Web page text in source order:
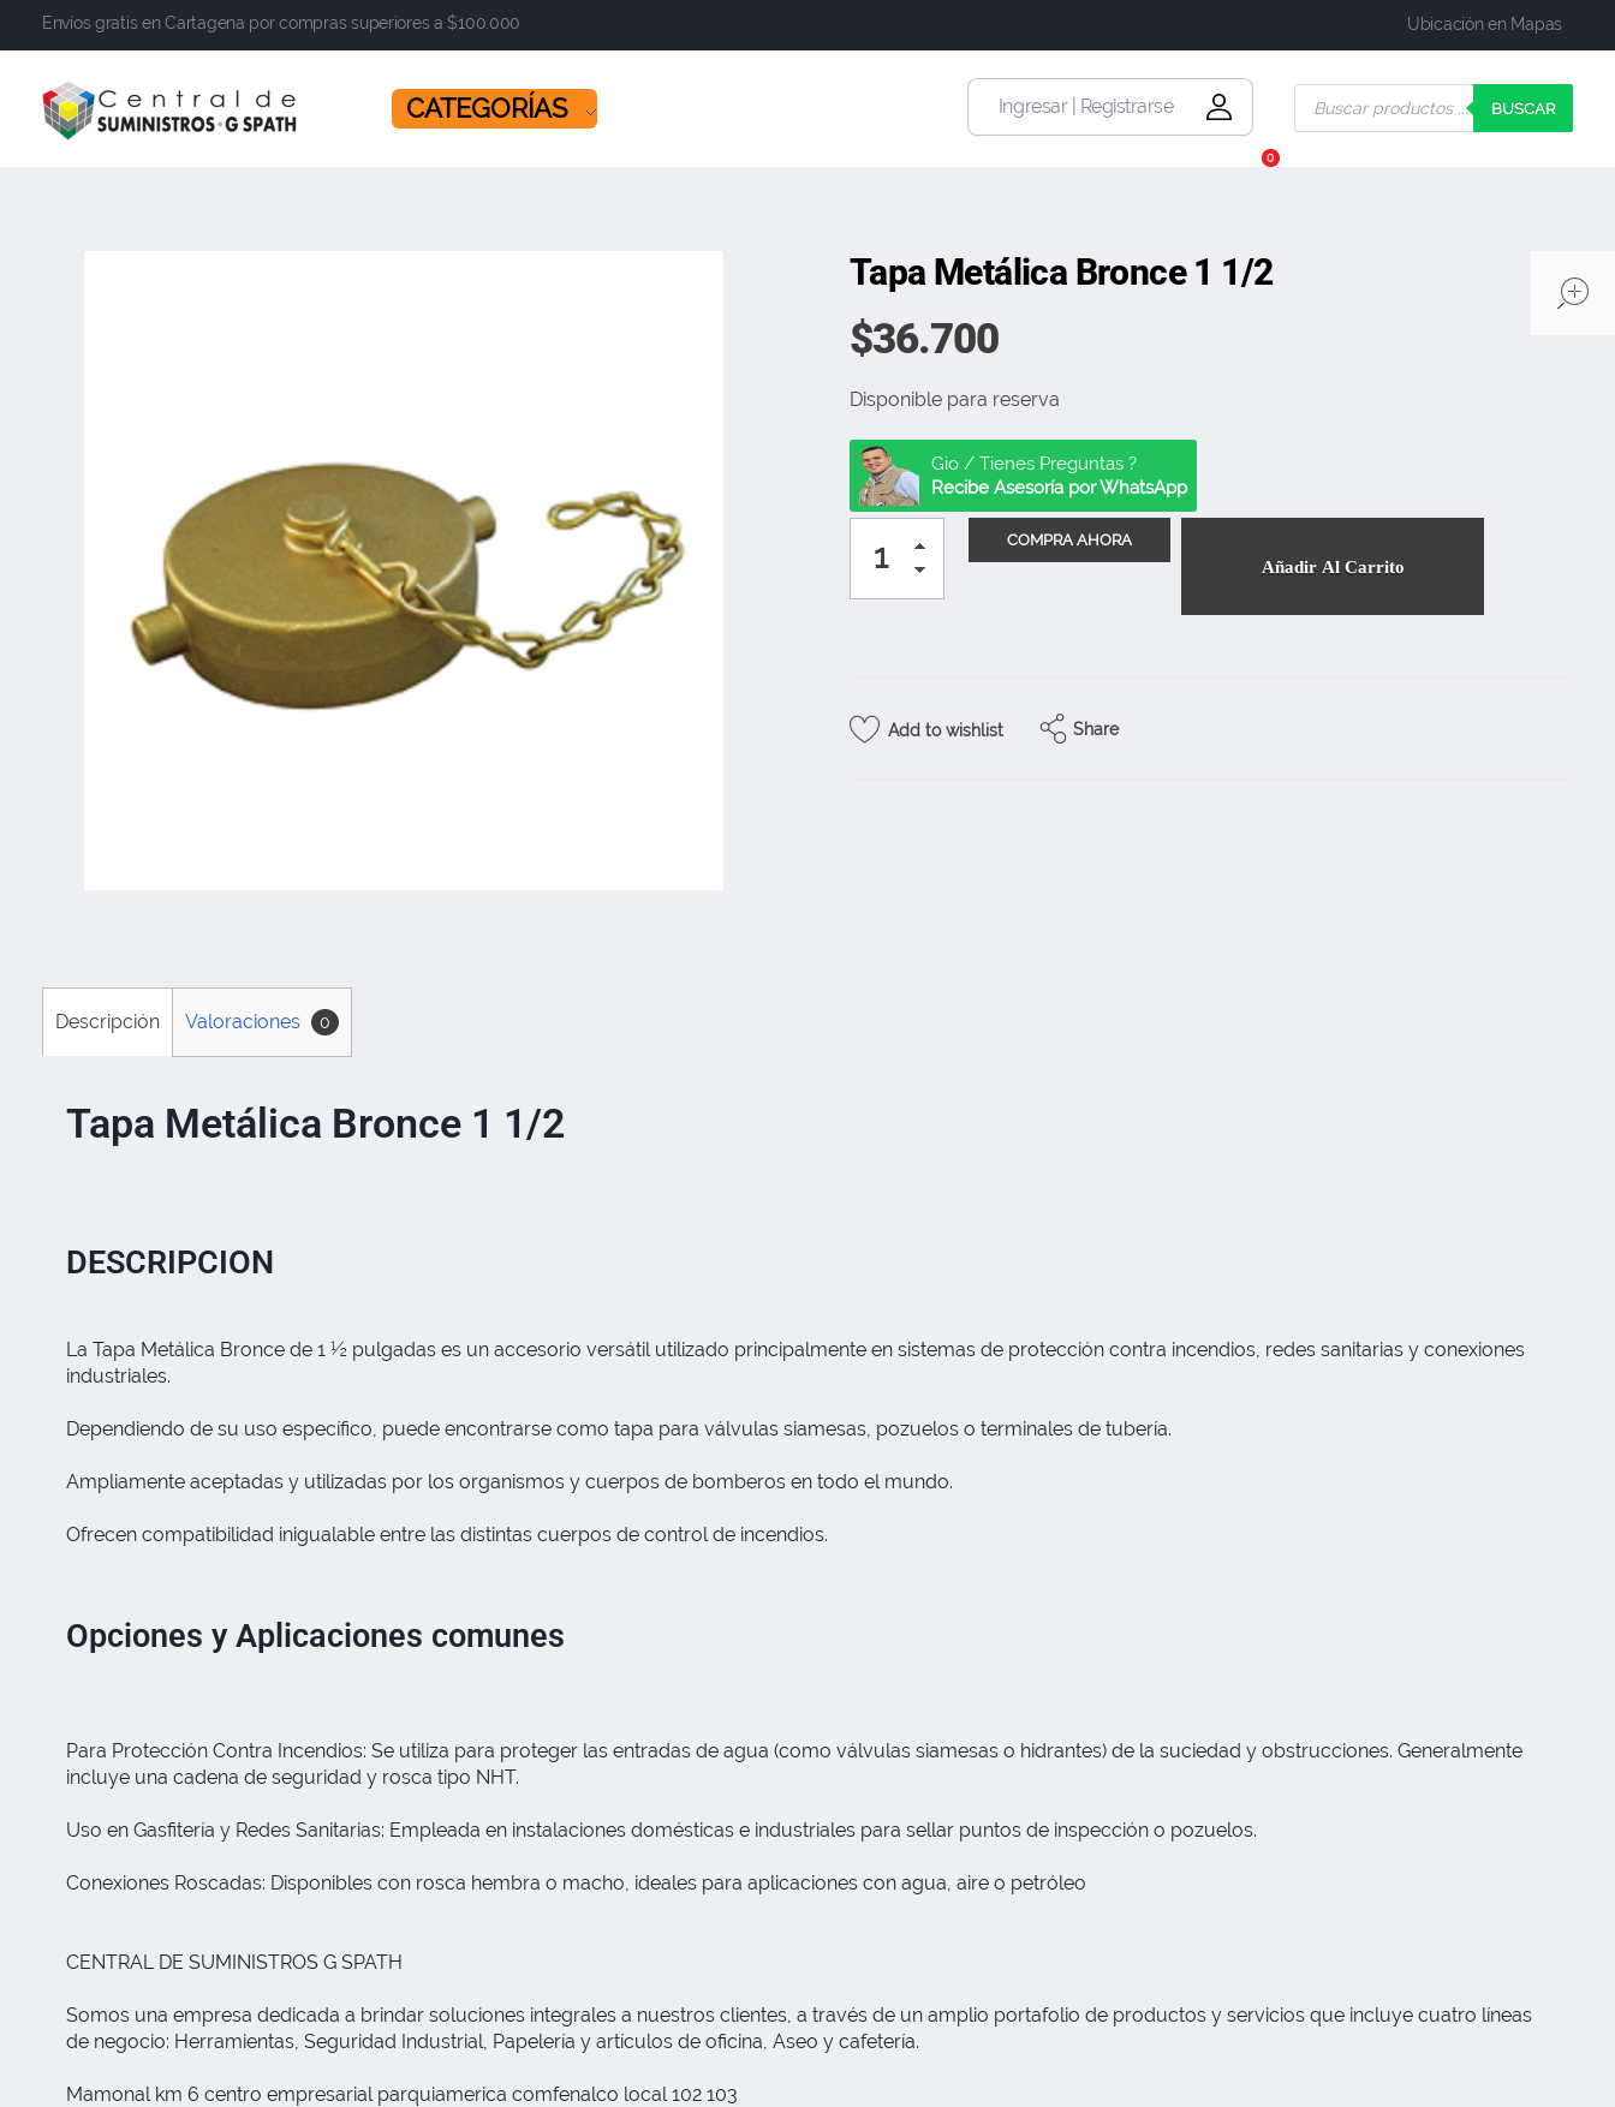
Envíos gratis en Cartagena por compras superiores a $100.000 Ubicación en Mapas
​​​​​​​ CATEGORÍAS Ingresar | Registrarse
0
BUSCAR
Tapa Metálica Bronce 1 1/2
$36.700
Disponible para reserva
Gio / Tienes Preguntas ?
Recibe Asesoría por WhatsApp
Añadir Al Carrito
Add to wishlist Share
Descripción Valoraciones 0
Tapa Metálica Bronce 1 1/2
DESCRIPCION
La Tapa Metálica Bronce de 1 ½ pulgadas es un accesorio versátil utilizado principalmente en sistemas de protección contra incendios, redes sanitarias y conexiones
industriales.
Dependiendo de su uso específico, puede encontrarse como tapa para válvulas siamesas, pozuelos o terminales de tubería.
Ampliamente aceptadas y utilizadas por los organismos y cuerpos de bomberos en todo el mundo.
Ofrecen compatibilidad inigualable entre las distintas cuerpos de control de incendios.
Opciones y Aplicaciones comunes
Para Protección Contra Incendios: Se utiliza para proteger las entradas de agua (como válvulas siamesas o hidrantes) de la suciedad y obstrucciones. Generalmente
incluye una cadena de seguridad y rosca tipo NHT.
Uso en Gasfitería y Redes Sanitarias: Empleada en instalaciones domésticas e industriales para sellar puntos de inspección o pozuelos.
Conexiones Roscadas: Disponibles con rosca hembra o macho, ideales para aplicaciones con agua, aire o petróleo
CENTRAL DE SUMINISTROS G SPATH
Somos una empresa dedicada a brindar soluciones integrales a nuestros clientes, a través de un amplio portafolio de productos y servicios que incluye cuatro líneas
de negocio: Herramientas, Seguridad Industrial, Papelería y artículos de oficina, Aseo y cafetería.
Mamonal km 6 centro empresarial parquiamerica comfenalco local 102 103